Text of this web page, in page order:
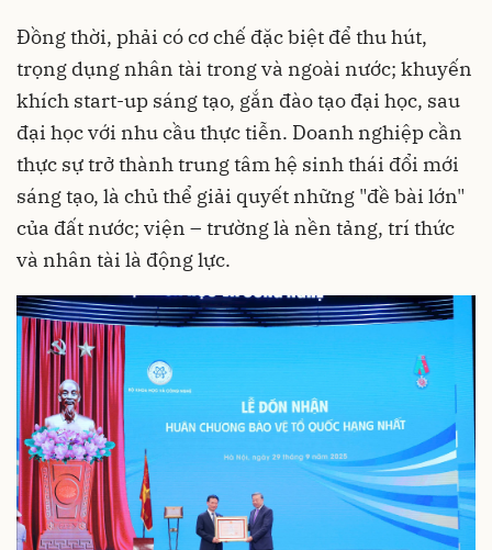
Đồng thời, phải có cơ chế đặc biệt để thu hút,
trọng dụng nhân tài trong và ngoài nước; khuyến
khích start-up sáng tạo, gắn đào tạo đại học, sau
đại học với nhu cầu thực tiễn. Doanh nghiệp cần
thực sự trở thành trung tâm hệ sinh thái đổi mới
sáng tạo, là chủ thể giải quyết những "đề bài lớn"
của đất nước; viện – trường là nền tảng, trí thức
và nhân tài là động lực.